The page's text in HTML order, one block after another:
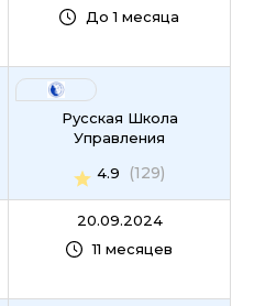
До 1 месяца
Русская Школа
Управления
4.9
(129)
20.09.2024
11 месяцев